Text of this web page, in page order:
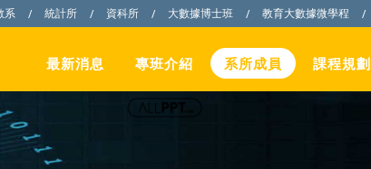
系 / 統計所 / 資科所 / 大數據博士班 / 教育大數據微學程 /
最新消息 專班介紹 系所成員 課程規劃